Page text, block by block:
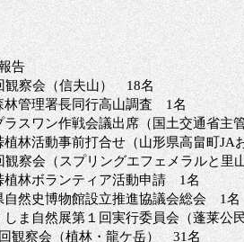
告
察会（信夫山） 18名
管理署長同行高山調査 1名
ワン作戦会議出席（国土交通省主
活動事前打合せ（山形県高畠町JA
会（スプリングエフェメラルと里
林ボランティア活動申請 1名
然史博物館設立推進協議会総会 1名
自然展第１回実行委員会（蓬莱公
察会（植林・龍ケ岳） 31名